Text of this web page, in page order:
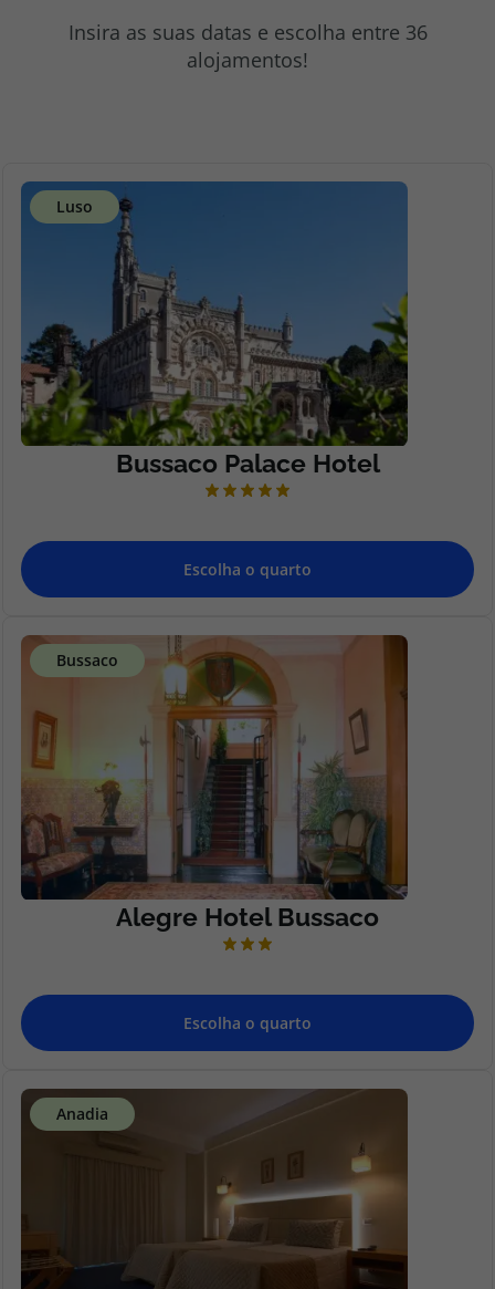
Insira as suas datas e escolha entre 36
alojamentos!